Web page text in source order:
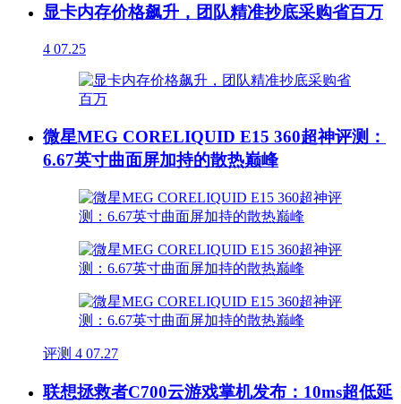
显卡内存价格飙升，团队精准抄底采购省百万
4 07.25
微星MEG CORELIQUID E15 360超神评测：
6.67英寸曲面屏加持的散热巅峰
评测 4 07.27
联想拯救者C700云游戏掌机发布：10ms超低延